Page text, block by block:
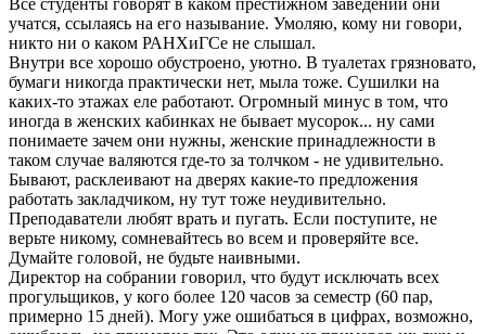
учатся, ссылаясь на его называние. Умоляю, кому ни говори,
никто ни о каком РАНХиГСе не слышал.
Внутри все хорошо обустроено, уютно. В туалетах грязновато,
бумаги никогда практически нет, мыла тоже. Сушилки на
каких-то этажах еле работают. Огромный минус в том, что
иногда в женских кабинках не бывает мусорок... ну сами
понимаете зачем они нужны, женские принадлежности в
таком случае валяются где-то за толчком - не удивительно.
Бывают, расклеивают на дверях какие-то предложения
работать закладчиком, ну тут тоже неудивительно.
Преподаватели любят врать и пугать. Если поступите, не
верьте никому, сомневайтесь во всем и проверяйте все.
Думайте головой, не будьте наивными.
Директор на собрании говорил, что будут исключать всех
прогульщиков, у кого более 120 часов за семестр (60 пар,
примерно 15 дней). Могу уже ошибаться в цифрах, возможно,